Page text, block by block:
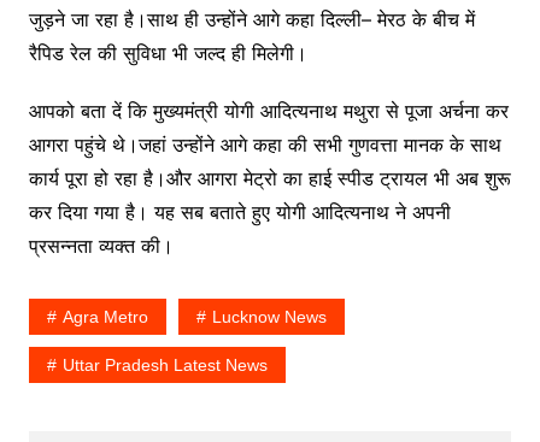
जुड़ने जा रहा है।साथ ही उन्होंने आगे कहा दिल्ली– मेरठ के बीच में
रैपिड रेल की सुविधा भी जल्द ही मिलेगी।
आपको बता दें कि मुख्यमंत्री योगी आदित्यनाथ मथुरा से पूजा अर्चना कर
आगरा पहुंचे थे।जहां उन्होंने आगे कहा की सभी गुणवत्ता मानक के साथ
कार्य पूरा हो रहा है।और आगरा मेट्रो का हाई स्पीड ट्रायल भी अब शुरू
कर दिया गया है। यह सब बताते हुए योगी आदित्यनाथ ने अपनी
प्रसन्नता व्यक्त की।
Agra Metro Lucknow News
Uttar Pradesh Latest News